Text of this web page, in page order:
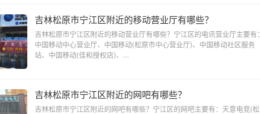
吉林松原市宁江区附近的移动营业厅有哪些？
吉林松原市宁江区附近的移动营业厅有哪些？宁江区的电讯营业厅主要有：
中国移动中心营业厅、中国移动(松原市中心营业厅)、中国移动社区服务
站、中国移动(佳和授权店)、...
吉林松原市宁江区附近的网吧有哪些？
吉林松原市宁江区附近的网吧有哪些？宁江区的网吧主要有：天意电竞(松